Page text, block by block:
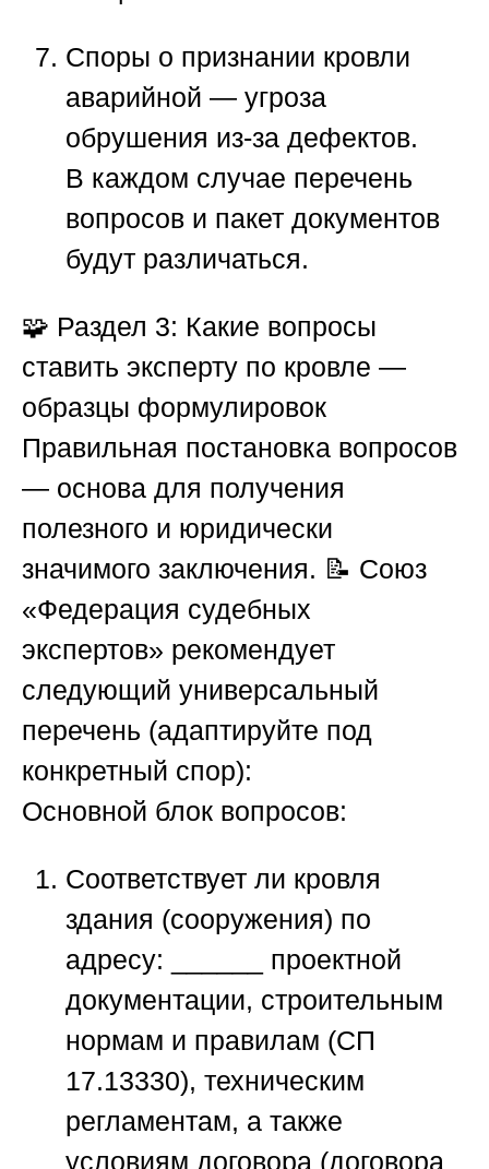
Споры о признании кровли
аварийной — угроза
обрушения из-за дефектов.
В каждом случае перечень
вопросов и пакет документов
будут различаться.
🧩 Раздел 3: Какие вопросы
ставить эксперту по кровле —
образцы формулировок
Правильная постановка вопросов
— основа для получения
полезного и юридически
значимого заключения. 📝 Союз
«Федерация судебных
экспертов» рекомендует
следующий универсальный
перечень (адаптируйте под
конкретный спор):
Основной блок вопросов:
Соответствует ли кровля
здания (сооружения) по
адресу: ______ проектной
документации, строительным
нормам и правилам (СП
17.13330), техническим
регламентам, а также
условиям договора (договора